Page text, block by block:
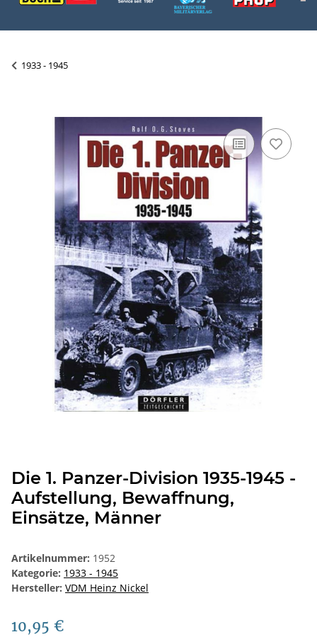
1933 - 1945
Die 1. Panzer-Division 1935-1945 -
Aufstellung, Bewaffnung,
Einsätze, Männer
Artikelnummer: 1952
Kategorie: 1933 - 1945
Hersteller: VDM Heinz Nickel
10,95 €